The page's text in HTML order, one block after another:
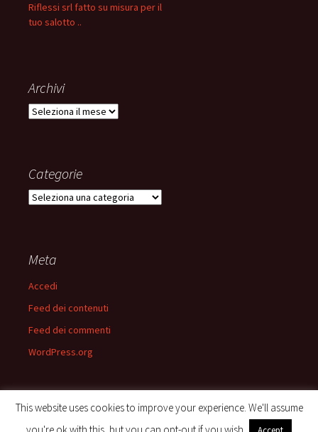
Riflessi srl fatto su misura per il
tuo salotto ..
Archivi
Archivi
Categorie
Categorie
Meta
Accedi
Feed dei contenuti
Feed dei commenti
WordPress.org
This website uses cookies to improve your experience. We'll assume
you're ok with this, but you can opt-out if you wish.